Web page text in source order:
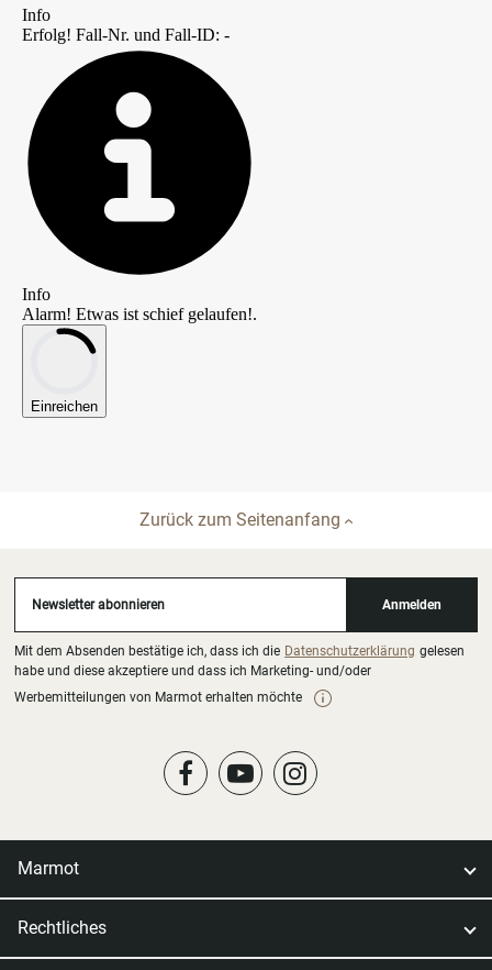
Zurück zum Seitenanfang
Newsletter abonnieren Anmelden
Mit dem Absenden bestätige ich, dass ich die Datenschutzerklärung gelesen
habe und diese akzeptiere und dass ich Marketing- und/oder
Werbemitteilungen von Marmot erhalten möchte
Marmot
Rechtliches